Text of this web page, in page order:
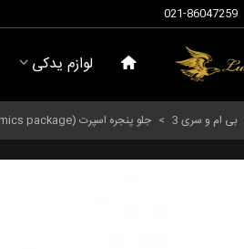
021-86047259
لوازم یدکی
بی ام و سری 3 > جلو پنجره اسپرت (M Aerodynamics package) سمت چپ بی ام و سری 3 سال های 2011 تا 2015 (اورجینال) - 51137260497